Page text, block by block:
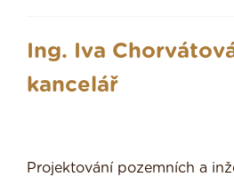
Ing. Iva
kancelář
Projektování pozemních a